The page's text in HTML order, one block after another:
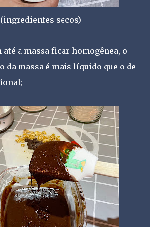
(ingredientes secos)
a massa ficar homogênea, o
da massa é mais líquido que o de